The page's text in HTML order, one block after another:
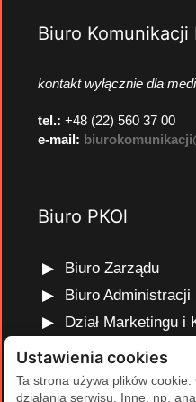
Biuro Komunikacji
kontakt wyłącznie dla
tel.: +48 (22) 560 37 00
e-mail:
Biuro PKOl
Biuro Zarządu
Biuro Administracji
Dział Marketingu i
Dział Edukacji
Dział Finansów i
Ustawienia cookies
Ta strona używa plików
działania serwisu. Inne, np.